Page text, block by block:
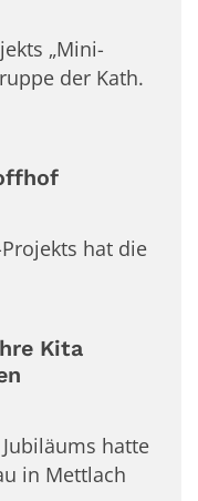
„Mini-
der Kath.
hat die
Kita
hatte
in Mettlach